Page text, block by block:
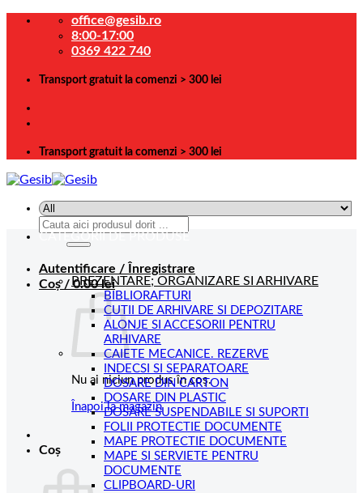
Skip
office@gesib.ro
8:00-17:00
0369 422 740
Transport gratuit la comenzi > 300 lei
Transport gratuit la comenzi > 300 lei
Caută
Autentificare / Înregistrare
Coș /0.00lei
Nu ai niciun produs în coș.
Înapoi la magazin
Coș
CATEGORII DE PRODUSE
PREZENTARE; ORGANIZARE SI ARHIVARE
BIBLIORAFTURI
CUTII DE ARHIVARE SI DEPOZITARE
ALONJE SI ACCESORII PENTRU
ARHIVARE
CAIETE MECANICE. REZERVE
INDECSI SI SEPARATOARE
DOSARE DIN CARTON
DOSARE DIN PLASTIC
DOSARE SUSPENDABILE SI SUPORTI
FOLII PROTECTIE DOCUMENTE
MAPE PROTECTIE DOCUMENTE
MAPE SI SERVIETE PENTRU
DOCUMENTE
CLIPBOARD-URI